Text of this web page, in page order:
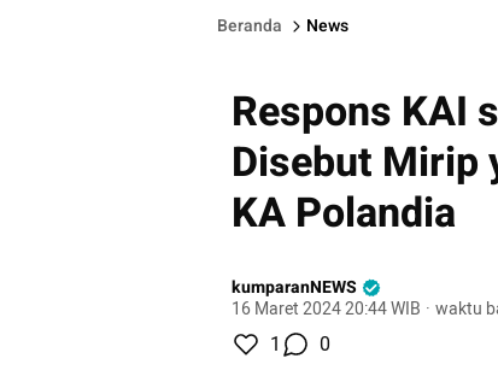
Beranda News
Respons KAI
Disebut Mirip
KA Polandia
kumparanNEWS
16 Maret 2024 20:44 WIB · waktu
1 0